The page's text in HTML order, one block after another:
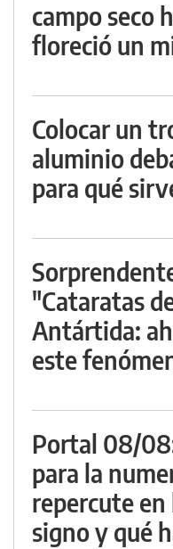
campo seco
floreció un
Colocar un
aluminio
para qué
"Cataratas
Antártida:
este
Portal 08/
para la
repercute en
signo y qué